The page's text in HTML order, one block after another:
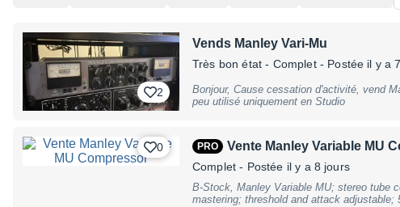
2
Vends Manley Vari-Mu
Très bon état - Complet- Postée il y a
Bonjour, Cause cessation d'activité, vend Manley Vari-mu en super état, trés
peu utilisé uniquement en Studio
0 PRO Vente Manley Variable MU
Complet - Postée il y a 8 jours
B-Stock, Manley Variable MU; stereo tube
mastering; threshold and attack adjustable;